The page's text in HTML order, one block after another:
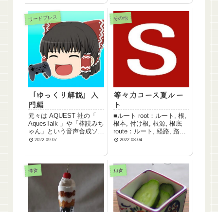
背景画像をダウンロード
大きさは、1920×1080pix
が良いのでは 今回は画像
「...
し込んだり、改行を設定し
たりより便利で使いやすい
ワードプレス
「ゆっくり解説」入
門編
元々は AQUEST 社の「
AquesTalk 」や「棒読みち
ゃん」という音声合成ソフ
トを利用したゲーム実況や
これらの音声に、当時 2ch
などで人気のあった AA
(アスキーアート)が元とな
ったキャラクタ...
2022.09.07
その他
等々力コース夏ルー
ト
■ルート root：ルート, 根,
根本, 付け根, 根源, 根底
route：ルート, 経路, 路線,
航路, 進路, 道筋 ■アー
ート eat ■シート seat
■チート ch...
2022.08.04
洋食 和食